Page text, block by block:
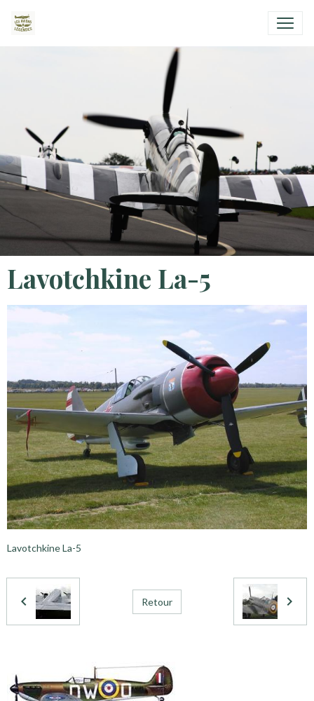
Lavotchkine La-5
Lavotchkine La-5
Retour